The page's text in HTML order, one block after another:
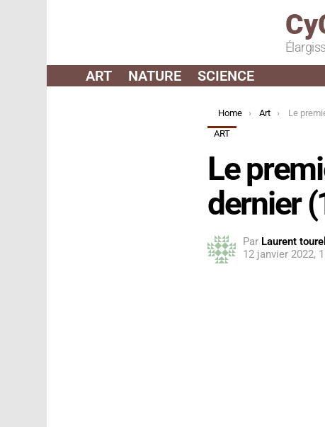
ART NATURE SCIENCE
You are here:
Home Art
Le premier
ART
Le
dernier
Par Laurent
12 janvier 2022,